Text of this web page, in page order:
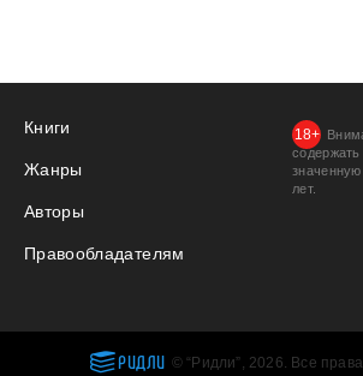
Книги
Жанры
Авторы
Правообладателям
лет.
РИДЛИ © “Ридли”, 2026. Все